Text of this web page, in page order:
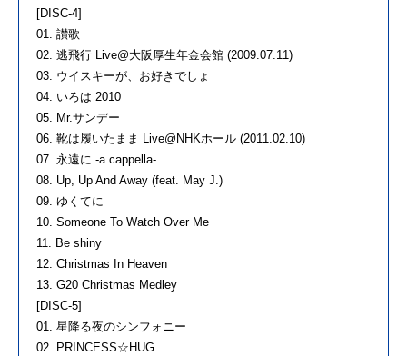
[DISC-4]
01. 讃歌
02. 逃飛行 Live@大阪厚生年金会館 (2009.07.11)
03. ウイスキーが、お好きでしょ
04. いろは 2010
05. Mr.サンデー
06. 靴は履いたまま Live@NHKホール (2011.02.10)
07. 永遠に -a cappella-
08. Up, Up And Away (feat. May J.)
09. ゆくてに
10. Someone To Watch Over Me
11. Be shiny
12. Christmas In Heaven
13. G20 Christmas Medley
[DISC-5]
01. 星降る夜のシンフォニー
02. PRINCESS☆HUG